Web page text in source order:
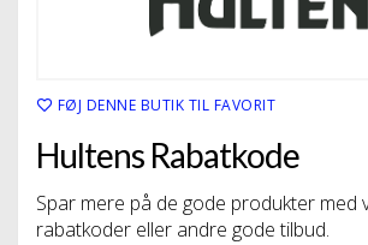
FØJ DENNE BUTIK TIL FAVORIT
Hultens Rabatkode
Spar mere på de gode produkter med
rabatkoder eller andre gode tilbud.